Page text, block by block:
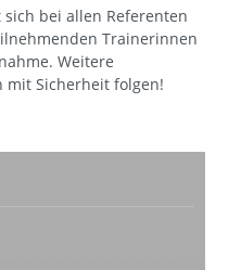
bei allen Referenten
Trainerinnen
Weitere
mit Sicherheit folgen!